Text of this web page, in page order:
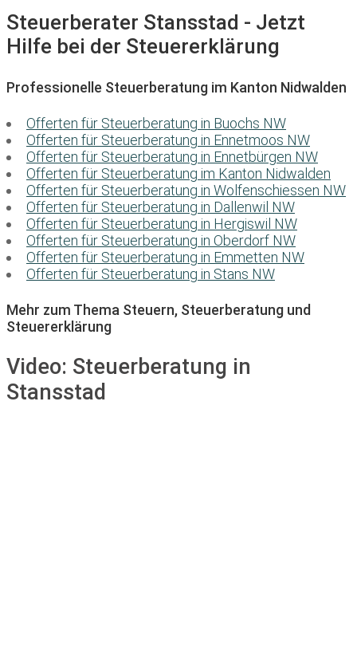
Steuerberater Stansstad - Jetzt
Hilfe bei der Steuererklärung
Professionelle Steuerberatung im Kanton Nidwalden
Offerten für Steuerberatung in Buochs NW
Offerten für Steuerberatung in Ennetmoos NW
Offerten für Steuerberatung in Ennetbürgen NW
Offerten für Steuerberatung im Kanton Nidwalden
Offerten für Steuerberatung in Wolfenschiessen NW
Offerten für Steuerberatung in Dallenwil NW
Offerten für Steuerberatung in Hergiswil NW
Offerten für Steuerberatung in Oberdorf NW
Offerten für Steuerberatung in Emmetten NW
Offerten für Steuerberatung in Stans NW
Mehr zum Thema Steuern, Steuerberatung und
Steuererklärung
Video: Steuerberatung in
Stansstad